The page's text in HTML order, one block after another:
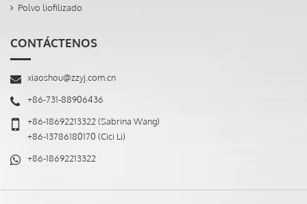
Polvo liofilizado
CONTÁCTENOS
xiaoshou@zzyj.com.cn
+86-731-88906436
+86-18692213322 (Sabrina Wang)
+86-13786180170 (Cici Li)
+86-18692213322